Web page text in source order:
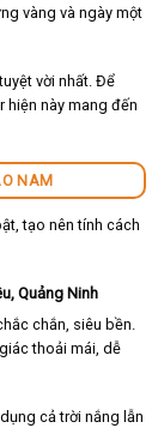
vàng và ngày một
vời nhất. Để
hiện này mang đến
NAM
tạo nên tính cách
Quảng Ninh
chắn, siêu bền.
thoải mái, dễ
cả trời nắng lẫn